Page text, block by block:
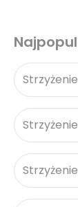
Strzyżenie